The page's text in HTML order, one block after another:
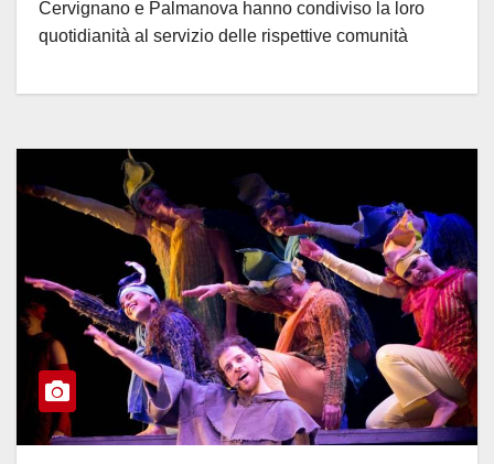
Cervignano e Palmanova hanno condiviso la loro
quotidianità al servizio delle rispettive comunità